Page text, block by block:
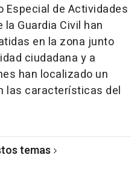
Especial de Actividades
la Guardia Civil han
en la zona junto
ciudadana y a
han localizado un
las características del
temas